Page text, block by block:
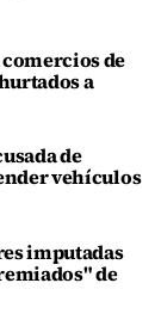
de
a
de
vehículos
imputadas
de